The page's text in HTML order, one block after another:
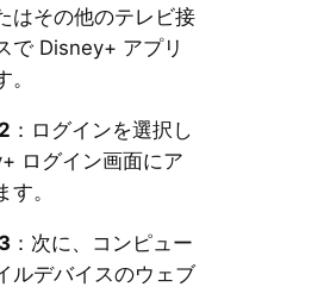
はその他のテレビ接
で Disney+ アプリ
：ログインを選択し
ログイン画面にア
す。
：次に、コンピュー
ルデバイスのウェブ